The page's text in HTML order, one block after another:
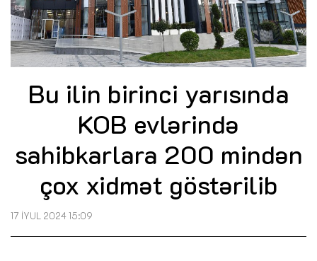
Bu ilin birinci yarısında
KOB evlərində
sahibkarlara 200 mindən
çox xidmət göstərilib
17 İYUL 2024 15:09